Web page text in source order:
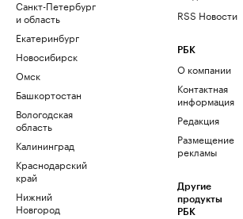
Санкт-Петербург
и область
Екатеринбург
Новосибирск
Омск
Башкортостан
Вологодская
область
Калининград
Краснодарский
край
Нижний
Новгород
RSS Новости
РБК
О компании
Контактная
информация
Редакция
Размещение
рекламы
Другие
продукты
РБК